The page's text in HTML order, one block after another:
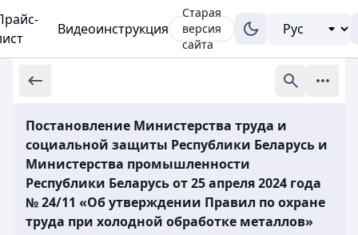
Видеоинструкция
Старая
версия
сайта
Постановление Министерства труда и
социальной защиты Республики Беларусь и
Министерства промышленности
Республики Беларусь от 25 апреля 2024 года
№ 24/11 «Об утверждении Правил по охране
труда при холодной обработке металлов»